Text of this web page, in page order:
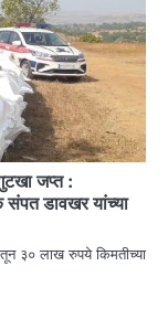
जप्त :
डावखर यांच्या
३० लाख रुपये किमतीच्या